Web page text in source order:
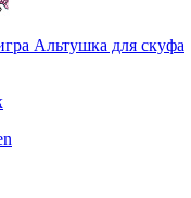
Альтушка для скуфа